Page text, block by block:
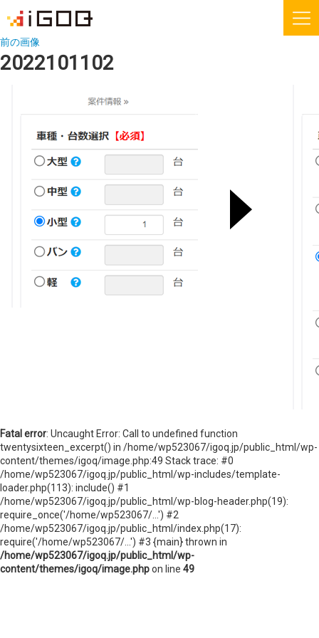
iGOQとは？
FAQ
機能紹介
無料会員登録
運送会社様 荷主様
ニュースレターを配信しております。
前の画像
2022101102
Fatal error: Uncaught Error: Call to undefined function
twentysixteen_excerpt() in /home/wp523067/igoq.jp/public_html/wp-
content/themes/igoq/image.php:49 Stack trace: #0
/home/wp523067/igoq.jp/public_html/wp-includes/template-
loader.php(113): include() #1
/home/wp523067/igoq.jp/public_html/wp-blog-header.php(19):
require_once('/home/wp523067/...') #2
/home/wp523067/igoq.jp/public_html/index.php(17):
require('/home/wp523067/...') #3 {main} thrown in
/home/wp523067/igoq.jp/public_html/wp-
content/themes/igoq/image.phpon line 49